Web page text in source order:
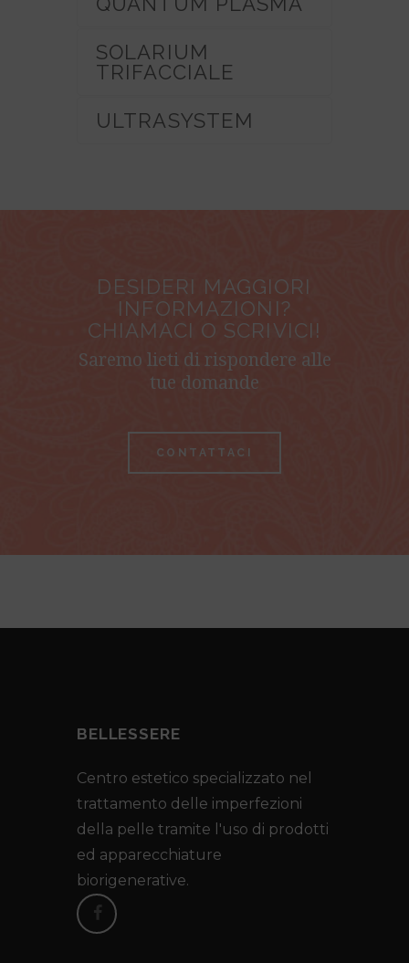
SOLARIUM
TRIFACCIALE
ULTRASYSTEM
DESIDERI MAGGIORI
INFORMAZIONI?
CHIAMACI O SCRIVICI!
Saremo lieti di rispondere alle
tue domande
CONTATTACI
BELLESSERE
Centro estetico specializzato nel
trattamento delle imperfezioni
della pelle tramite l'uso di prodotti
ed apparecchiature
biorigenerative.